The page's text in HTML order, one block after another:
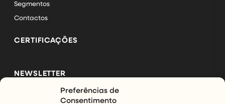
Preferências de
Consentimento
Segmentos
Contactos
CERTIFICAÇÕES
NEWSLETTER
Subscreva a nossa newsletter e mantenha-se a par das
últimas novidades da InfinityAir.